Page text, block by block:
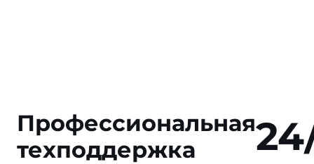
Профессиональная
техподдержка